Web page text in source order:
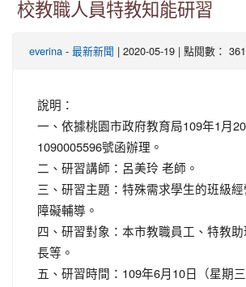
校教職人員特教知能研習
everina - 最新新聞 | 2020-05-19 | 點閱數： 361
說明：
一、依據桃園市政府教育局109年1月
1090005596號函辦理。
二、研習講師：呂美玲 老師。
三、研習主題：特殊需求學生的班級
障礙輔導。
四、研習對象：本市教職員工、特教
長等。
五、研習時間：109年6月10日（星期